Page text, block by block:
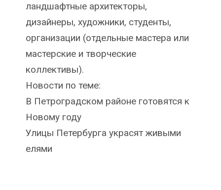
ландшафтные архитекторы,
дизайнеры, художники, студенты,
организации (отдельные мастера или
мастерские и творческие
коллективы).
Новости по теме:
В Петроградском районе готовятся к
Новому году
Улицы Петербурга украсят живыми
елями